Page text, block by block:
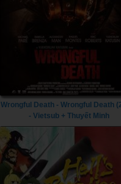
Wrongful Death - Wrongful Death
- Vietsub + Thuyết Minh